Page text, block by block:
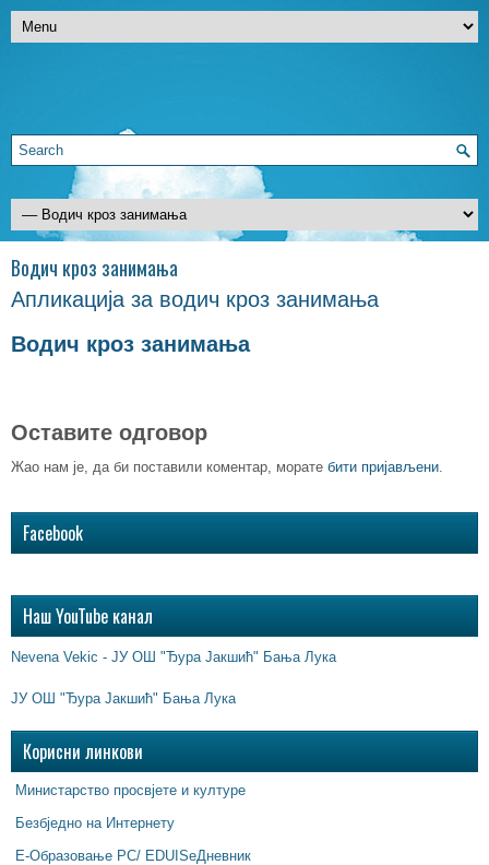
Водич кроз занимања
Апликација за водич кроз занимања
Водич кроз занимања
Оставите одговор
Жао нам је, да би поставили коментар, морате бити пријављени.
Facebook
Наш YouTube канал
Nevena Vekic - ЈУ ОШ "Ђура Јакшић" Бања Лука
ЈУ ОШ "Ђура Јакшић" Бања Лука
Корисни линкови
Министарство просвјете и културе
Безбједно на Интернету
Е-Образовање РС/ EDUISeДневник